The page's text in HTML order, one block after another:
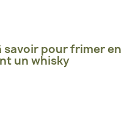
savoir pour frimer en
un whisky